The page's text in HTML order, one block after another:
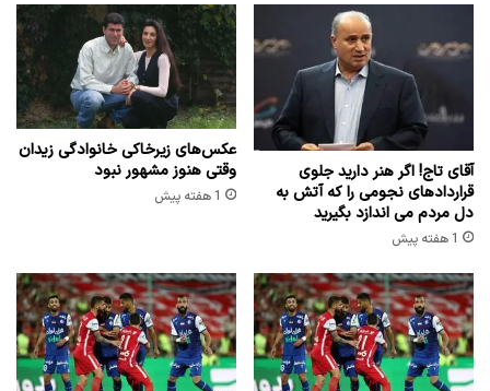
آقای تاج! اگر هنر دارید جلوی
قراردادهای نجومی را که آتش به
دل مردم می اندازد بگیرید
1 هفته پیش
عکس‌های زیرخاکی خانوادگی زیدان
وقتی هنوز مشهور نبود
1 هفته پیش